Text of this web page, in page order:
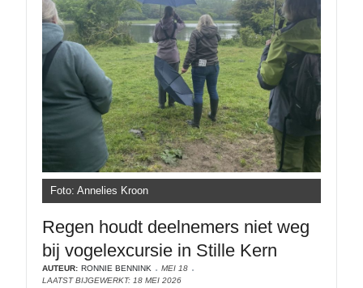
Foto: Annelies Kroon
Regen houdt deelnemers niet weg
bij vogelexcursie in Stille Kern
AUTEUR: RONNIE BENNINK
MEI 18
LAATST BIJGEWERKT: 18 MEI 2026